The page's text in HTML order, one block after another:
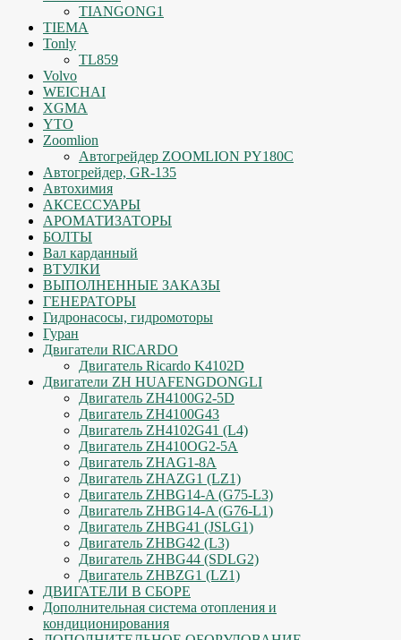
TIANGONG1
TIEMA
Tonly
TL859
Volvo
WEICHAI
XGMA
YTO
Zoomlion
Автогрейдер ZOOMLION PY180C
Автогрейдер, GR-135
Автохимия
АКСЕССУАРЫ
АРОМАТИЗАТОРЫ
БОЛТЫ
Вал карданный
ВТУЛКИ
ВЫПОЛНЕННЫЕ ЗАКАЗЫ
ГЕНЕРАТОРЫ
Гидронасосы, гидромоторы
Гуран
Двигатели RICARDO
Двигатель Ricardo K4102D
Двигатели ZH HUAFENGDONGLI
Двигатель ZH4100G2-5D
Двигатель ZH4100G43
Двигатель ZH4102G41 (L4)
Двигатель ZH410OG2-5A
Двигатель ZHAG1-8A
Двигатель ZHAZG1 (LZ1)
Двигатель ZHBG14-A (G75-L3)
Двигатель ZHBG14-A (G76-L1)
Двигатель ZHBG41 (JSLG1)
Двигатель ZHBG42 (L3)
Двигатель ZHBG44 (SDLG2)
Двигатель ZHBZG1 (LZ1)
ДВИГАТЕЛИ В СБОРЕ
Дополнительная система отопления и
кондиционирования